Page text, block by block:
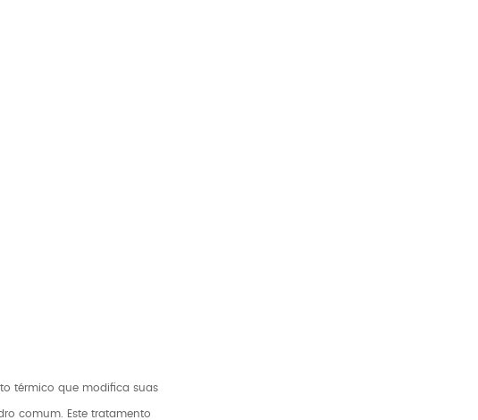
térmico que modifica suas
comum. Este tratamento